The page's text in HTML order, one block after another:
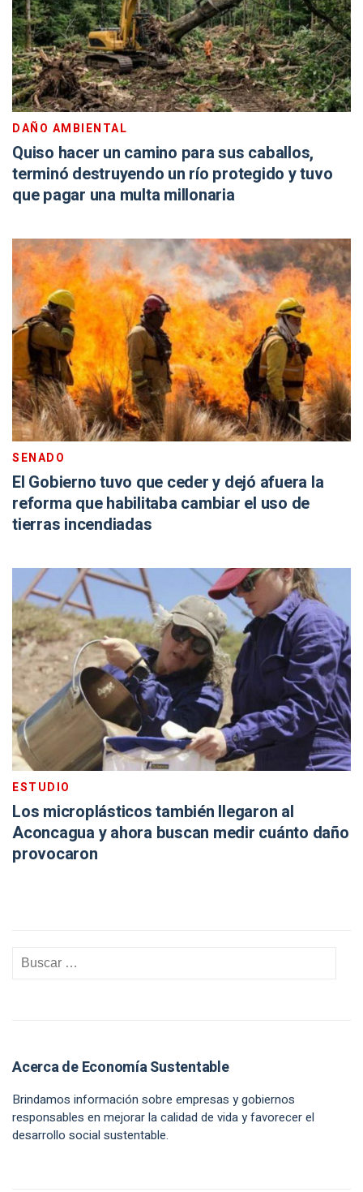
DAÑO AMBIENTAL
Quiso hacer un camino para sus caballos,
terminó destruyendo un río protegido y tuvo
que pagar una multa millonaria
SENADO
El Gobierno tuvo que ceder y dejó afuera la
reforma que habilitaba cambiar el uso de
tierras incendiadas
ESTUDIO
Los microplásticos también llegaron al
Aconcagua y ahora buscan medir cuánto daño
provocaron
Acerca de Economía Sustentable
Brindamos información sobre empresas y gobiernos
responsables en mejorar la calidad de vida y favorecer el
desarrollo social sustentable.